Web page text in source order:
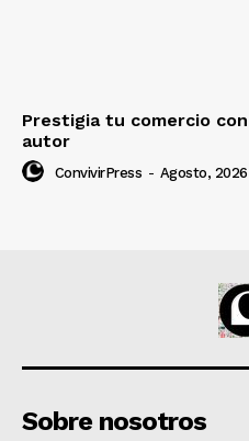
Prestigia tu comercio
autor
ConvivirPress - Agosto, 2026
Sobre nosotros